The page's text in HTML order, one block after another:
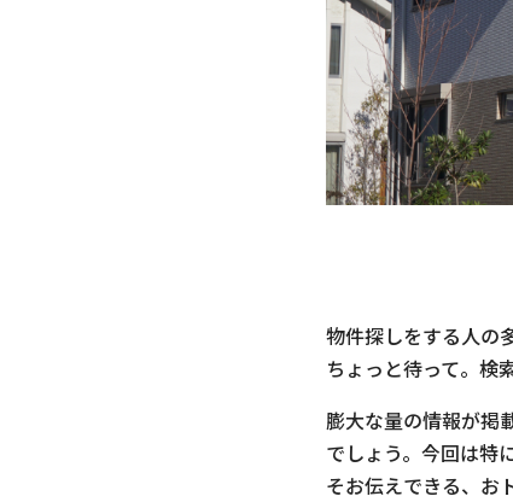
物件探しをする人の
ちょっと待って。検
膨大な量の情報が掲
でしょう。今回は特
そお伝えできる、お